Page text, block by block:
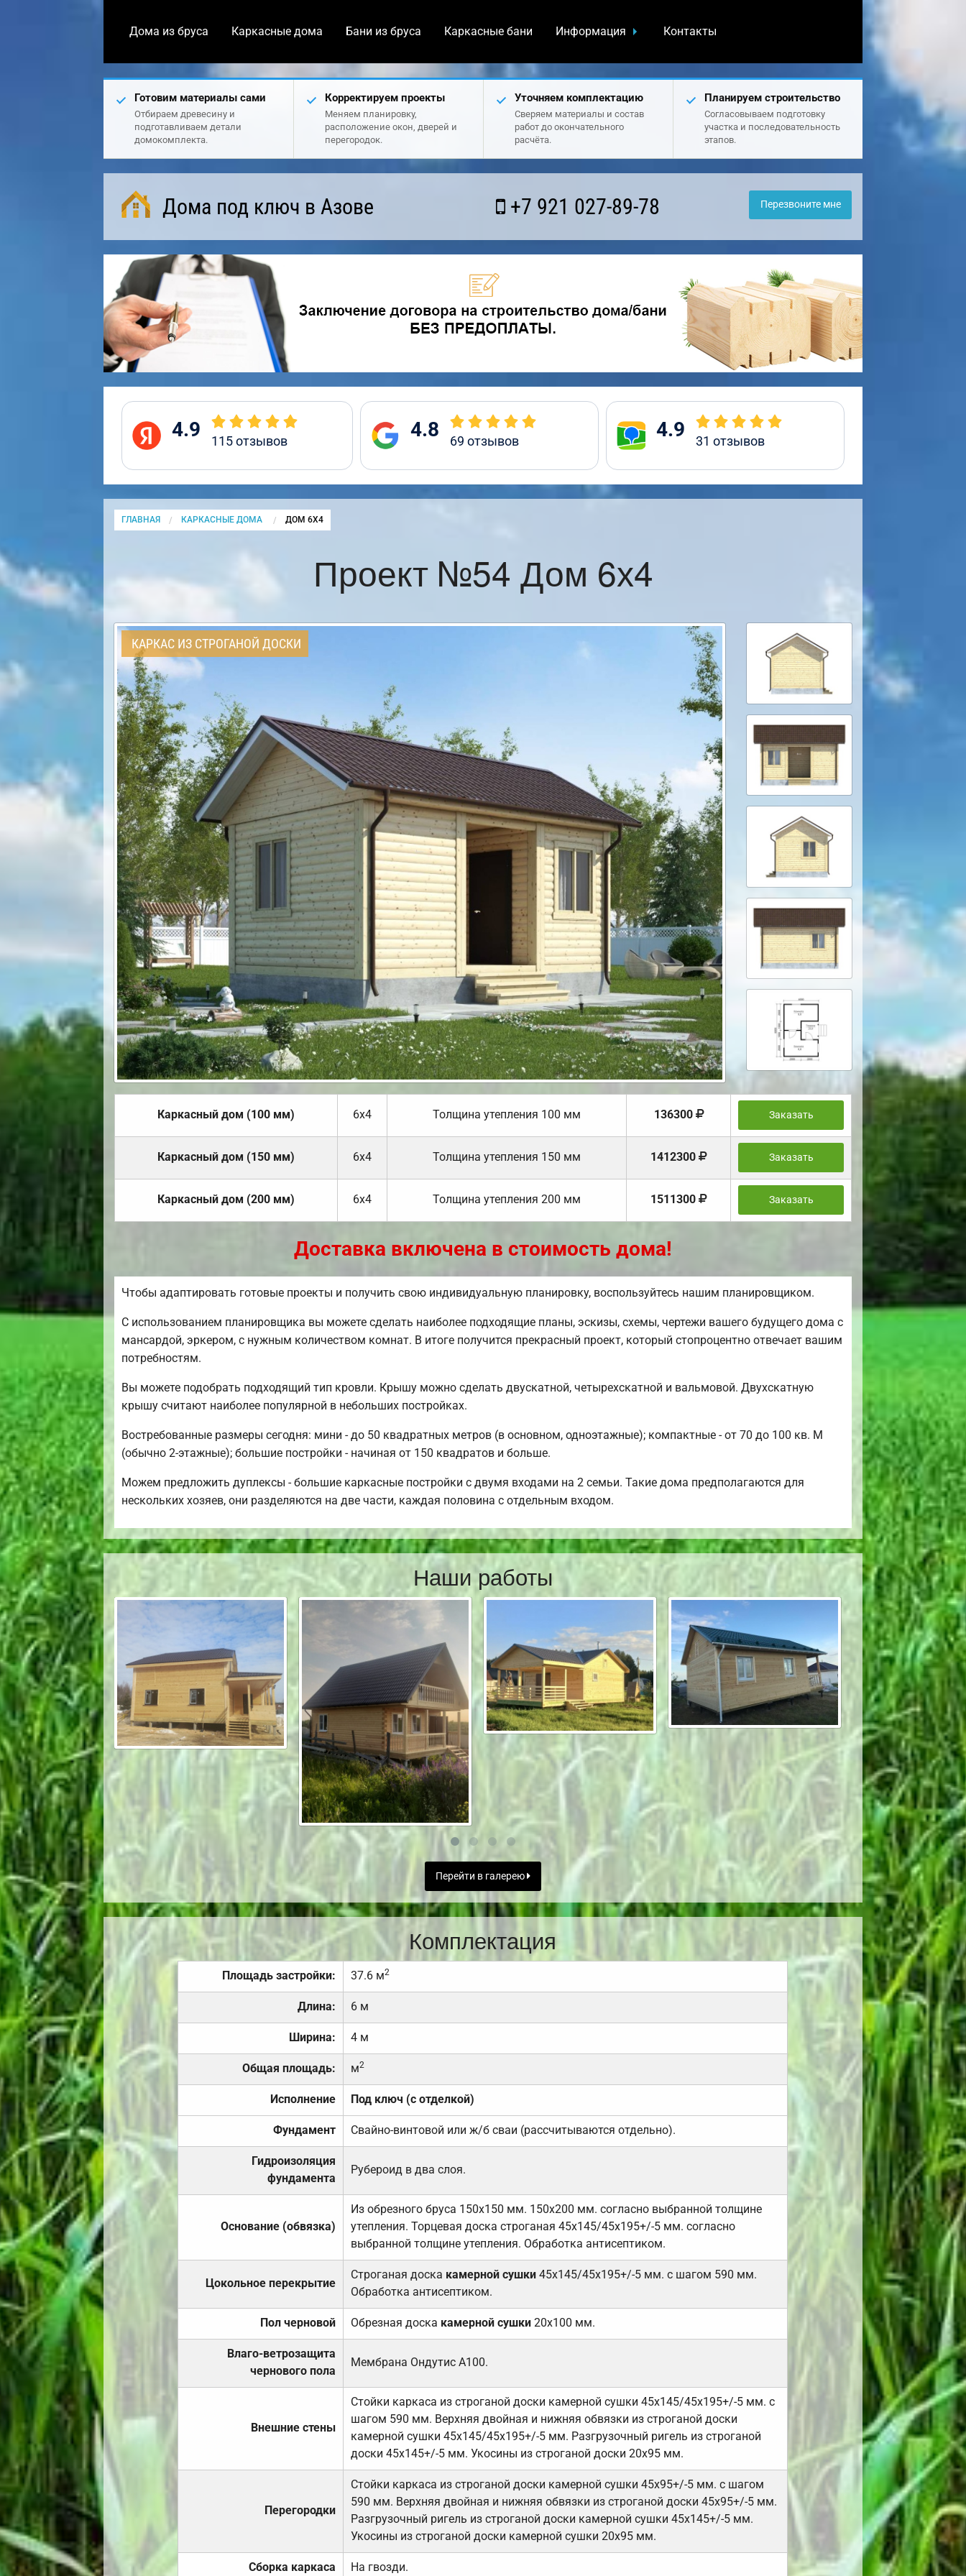
Дома из бруса Каркасные дома Бани из бруса Каркасные бани Информация Контакты
Готовим материалы сами
Отбираем древесину и
подготавливаем детали
домокомплекта.
Корректируем проекты
Меняем планировку,
расположение окон, дверей и
перегородок.
Уточняем комплектацию
Сверяем материалы и состав
работ до окончательного
расчёта.
Планируем строительство
Согласовываем подготовку
участка и последовательность
этапов.
Дома под ключ в Азове +7 921 027-89-78 Перезвоните мне
4.9 115отзывов 4.8 69 отзывов 4.9 31 отзывов
ГЛАВНАЯ КАРКАСНЫЕ ДОМА CURRENT:
ДОМ 6Х4
Проект №54 Дом 6х4
КАРКАС ИЗ СТРОГАНОЙ ДОСКИ
Каркасный дом (100 мм) 6х4 Толщина утепления 100 мм 136300 Заказать
Каркасный дом (150 мм) 6х4 Толщина утепления 150 мм 1412300 Заказать
Каркасный дом (200 мм) 6х4 Толщина утепления 200 мм 1511300 Заказать
Доставка включена в стоимость дома!
Чтобы адаптировать готовые проекты и получить свою индивидуальную планировку, воспользуйтесь нашим планировщиком.
С использованием планировщика вы можете сделать наиболее подходящие планы, эскизы, схемы, чертежи вашего будущего дома с
мансардой, эркером, с нужным количеством комнат. В итоге получится прекрасный проект, который стопроцентно отвечает вашим
потребностям.
Вы можете подобрать подходящий тип кровли. Крышу можно сделать двускатной, четырехскатной и вальмовой. Двухскатную
крышу считают наиболее популярной в небольших постройках.
Востребованные размеры сегодня: мини - до 50 квадратных метров (в основном, одноэтажные); компактные - от 70 до 100 кв. М
(обычно 2-этажные); большие постройки - начиная от 150 квадратов и больше.
Можем предложить дуплексы - большие каркасные постройки с двумя входами на 2 семьи. Такие дома предполагаются для
нескольких хозяев, они разделяются на две части, каждая половина с отдельным входом.
Наши работы
Перейти в галерею
Комплектация
Площадь застройки: 37.6 м2
Длина: 6 м
Ширина: 4 м
Общая площадь: м2
Исполнение Под ключ (с отделкой)
Фундамент Свайно-винтовой или ж/б сваи (рассчитываются отдельно).
Гидроизоляция
фундамента
Рубероид в два слоя.
Основание (обвязка)
Из обрезного бруса 150х150 мм. 150х200 мм. согласно выбранной толщине
утепления. Торцевая доска строганая 45х145/45х195+/-5 мм. согласно
выбранной толщине утепления. Обработка антисептиком.
Цокольное перекрытие
Строганая доска камерной сушки 45х145/45х195+/-5 мм. с шагом 590 мм.
Обработка антисептиком.
Пол черновой Обрезная доска камерной сушки20х100 мм.
Влаго-ветрозащита
чернового пола
Мембрана Ондутис А100.
Внешние стены
Стойки каркаса из строганой доски камерной сушки 45х145/45х195+/-5 мм. с
шагом 590 мм. Верхняя двойная и нижняя обвязки из строганой доски
камерной сушки 45х145/45х195+/-5 мм. Разгрузочный ригель из строганой
доски 45х145+/-5 мм. Укосины из строганой доски 20х95 мм.
Перегородки
Стойки каркаса из строганой доски камерной сушки 45х95+/-5 мм. с шагом
590 мм. Верхняя двойная и нижняя обвязки из строганой доски 45х95+/-5 мм.
Разгрузочный ригель из строганой доски камерной сушки 45х145+/-5 мм.
Укосины из строганой доски камерной сушки 20х95 мм.
Сборка каркаса На гвозди.